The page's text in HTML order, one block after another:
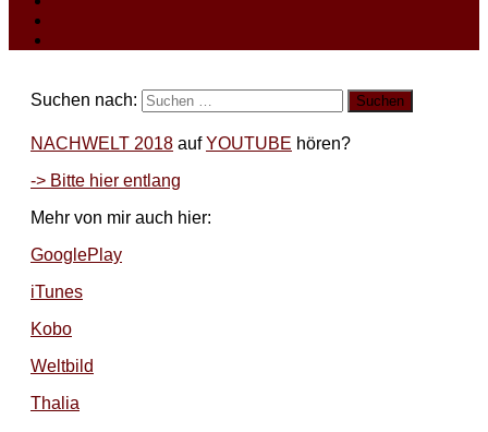
Suchen nach:
NACHWELT 2018 aufYOUTUBE hören?
-> Bitte hier entlang
Mehr von mir auch hier:
GooglePlay
iTunes
Kobo
Weltbild
Thalia